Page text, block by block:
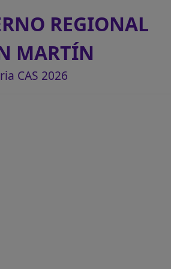
REGIONAL
MARTÍN
CAS 2026